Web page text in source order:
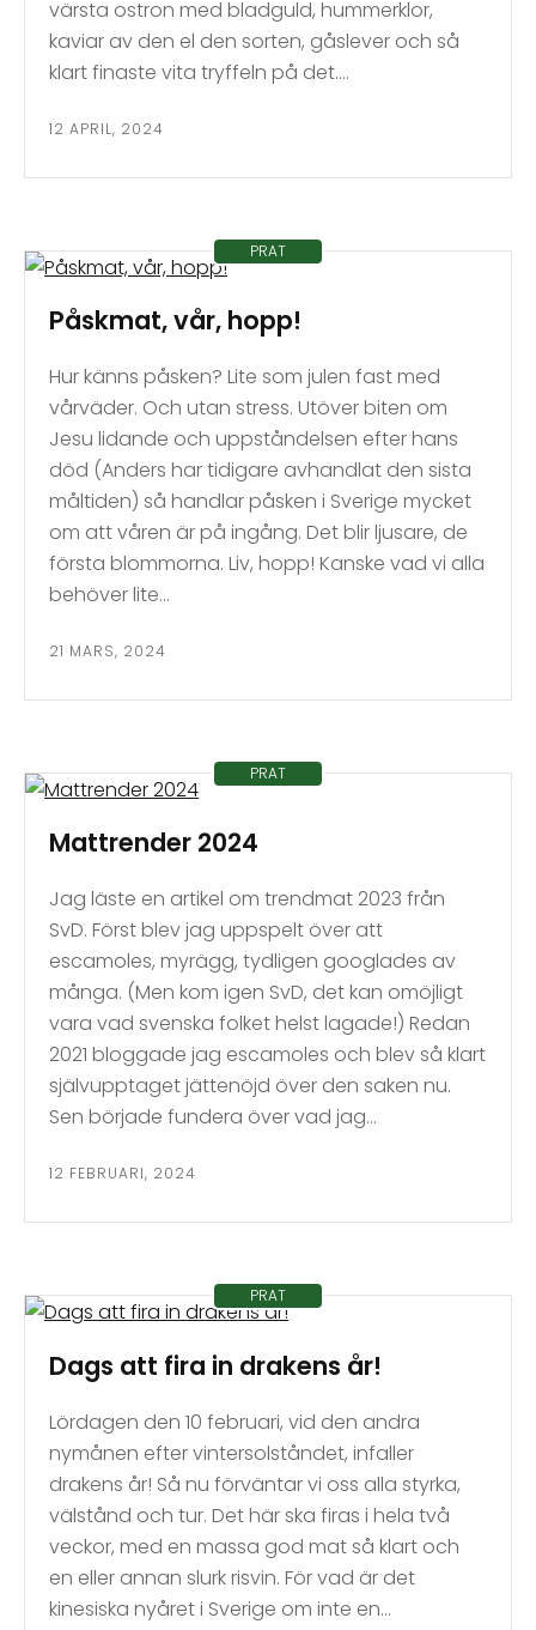
värsta ostron med bladguld, hummerklor,
kaviar av den el den sorten, gåslever och så
klart finaste vita tryffeln på det….
12 APRIL, 2024
PRAT
Påskmat, vår, hopp!
Hur känns påsken? Lite som julen fast med
vårväder. Och utan stress. Utöver biten om
Jesu lidande och uppståndelsen efter hans
död (Anders har tidigare avhandlat den sista
måltiden) så handlar påsken i Sverige mycket
om att våren är på ingång. Det blir ljusare, de
första blommorna. Liv, hopp! Kanske vad vi alla
behöver lite…
21 MARS, 2024
PRAT
Mattrender 2024
Jag läste en artikel om trendmat 2023 från
SvD. Först blev jag uppspelt över att
escamoles, myrägg, tydligen googlades av
många. (Men kom igen SvD, det kan omöjligt
vara vad svenska folket helst lagade!) Redan
2021 bloggade jag escamoles och blev så klart
självupptaget jättenöjd över den saken nu.
Sen började fundera över vad jag…
12 FEBRUARI, 2024
PRAT
Dags att fira in drakens år!
Lördagen den 10 februari, vid den andra
nymånen efter vintersolståndet, infaller
drakens år! Så nu förväntar vi oss alla styrka,
välstånd och tur. Det här ska firas i hela två
veckor, med en massa god mat så klart och
en eller annan slurk risvin. För vad är det
kinesiska nyåret i Sverige om inte en…